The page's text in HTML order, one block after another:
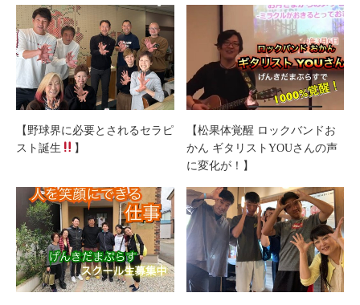
【野球界に必要とされるセラピ
スト誕生
】
【松果体覚醒 ロックバンドお
かん ギタリストYOUさんの声
に変化が！】